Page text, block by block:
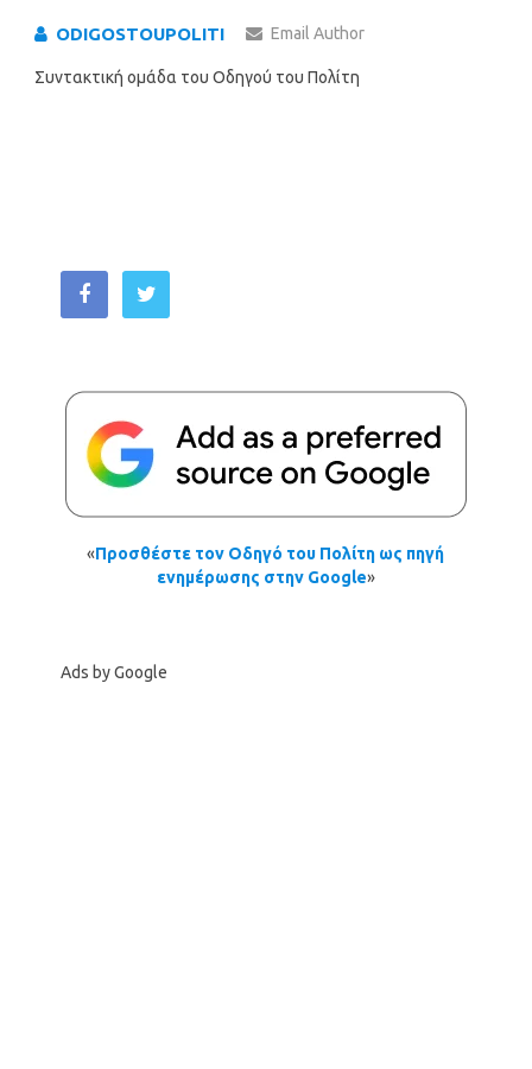
ODIGOSTOUPOLITI Email Author
Συντακτική ομάδα του Οδηγού του Πολίτη
«Προσθέστε τον Οδηγό του Πολίτη ως πηγή
ενημέρωσης στην Google»
Ads by Google